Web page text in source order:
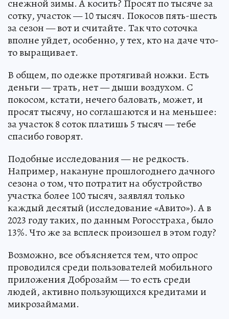
снежной зимы. А косить? Просят по тысяче за
сотку, участок — 10 тысяч. Покосов пять-шесть
за сезон — вот и считайте. Так что соточка
вполне уйдет, особенно, у тех, кто на даче что-
то выращивает.
В общем, по одежке протягивай ножки. Есть
деньги — трать, нет — дыши воздухом. С
покосом, кстати, нечего баловать, может, и
просят тысячу, но соглашаются и на меньшее:
за участок 8 соток платишь 5 тысяч — тебе
спасибо говорят.
Подобные исследования — не редкость.
Например, накануне прошлогоднего дачного
сезона о том, что потратит на обустройство
участка более 100 тысяч, заявлял только
каждый десятый (исследование «Авито»). А в
2023 году таких, по данным Рогосстраха, было
13%. Что же за всплеск произошел в этом году?
Возможно, все объясняется тем, что опрос
проводился среди пользователей мобильного
приложения Доброзайм — то есть среди
людей, активно пользующихся кредитами и
микрозаймами.